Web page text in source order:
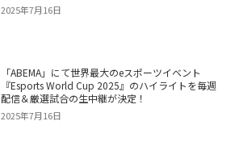
2025年7月16日
「ABEMA」にて世界最大のeスポーツイベント
『Esports World Cup 2025』のハイライトを毎週
配信＆厳選試合の生中継が決定！
2025年7月16日